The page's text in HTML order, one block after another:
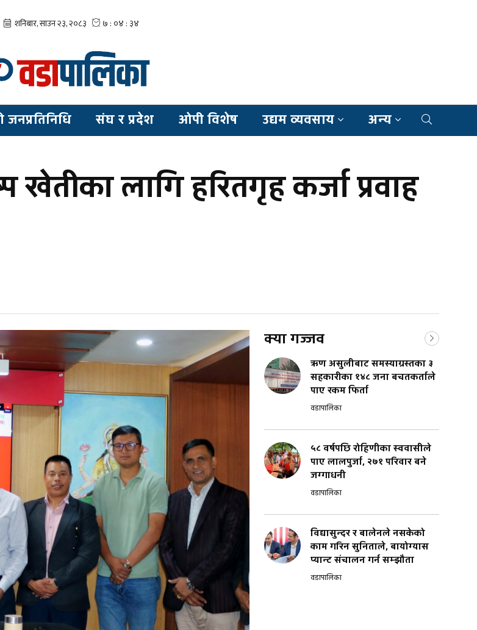
संघ र प्रदेश ओपी विशेष उद्यम व्यवसाय अन्य
लागि हरितगृह कर्जा प्रवाह
क्या गज्जव
ऋण असुलीबाट समस्याग्रस्तका ३
सहकारीका १४८ जना बचतकर्ताले
पाए रकम फिर्ता
वडापालिका
५८ वर्षपछि रोहिणीका स्ववासीले
पाए लालपुर्जा, २७१ परिवार बने
जग्गाधनी
वडापालिका
विद्यासुन्दर र बालेनले नसकेको
काम गरिन सुनिताले, बायोग्यास
प्यान्ट संचालन गर्न सम्झौता
वडापालिका